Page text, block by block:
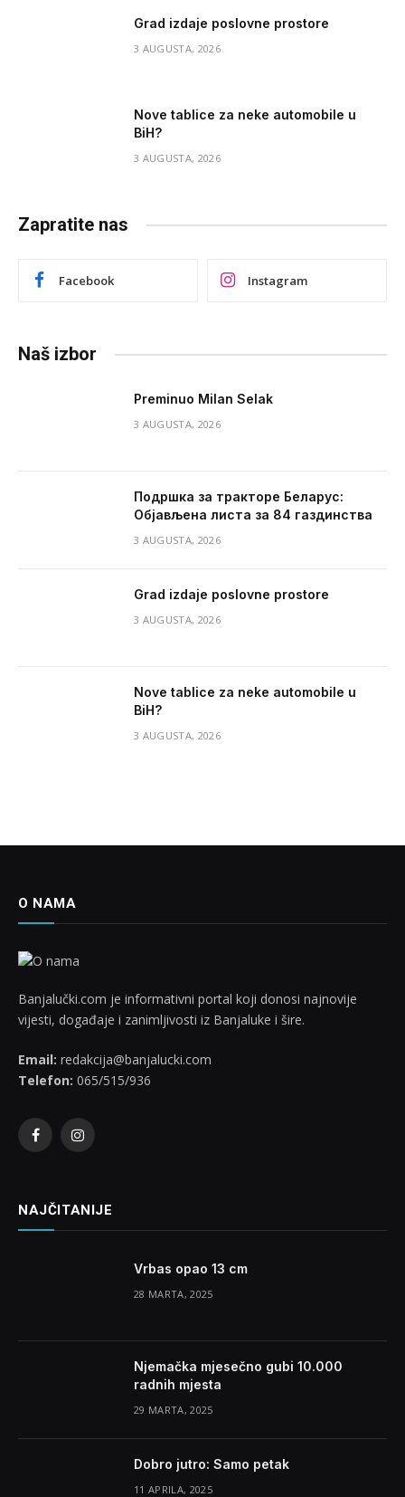
Grad izdaje poslovne prostore
3 AUGUSTA, 2026
Nove tablice za neke automobile u
BiH?
3 AUGUSTA, 2026
Zapratite nas
Facebook Instagram
Naš izbor
Preminuo Milan Selak
3 AUGUSTA, 2026
Подршка за тракторе Беларус:
Објављена листа за 84 газдинства
3 AUGUSTA, 2026
Grad izdaje poslovne prostore
3 AUGUSTA, 2026
Nove tablice za neke automobile u
BiH?
3 AUGUSTA, 2026
O NAMA
Banjalučki.com je informativni portal koji donosi najnovije
vijesti, događaje i zanimljivosti iz Banjaluke i šire.
Email: redakcija@banjalucki.com
Telefon: 065/515/936
FacebookInstagram
NAJČITANIJE
Vrbas opao 13 cm
28 MARTA, 2025
Njemačka mjesečno gubi 10.000
radnih mjesta
29 MARTA, 2025
Dobro jutro: Samo petak
11 APRILA, 2025